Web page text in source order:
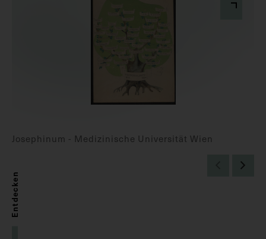
Josephinum - Medizinische Universität Wien
Entdecken